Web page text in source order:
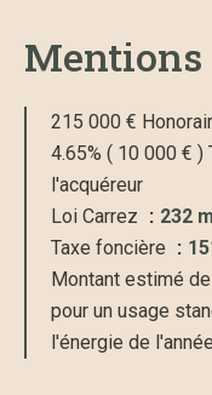
Mentions
215 000 €
4.65% ( 10 000 € )
l'acquéreur
Loi Carrez
232
Taxe foncière
Montant estimé
pour un usage
l'énergie de